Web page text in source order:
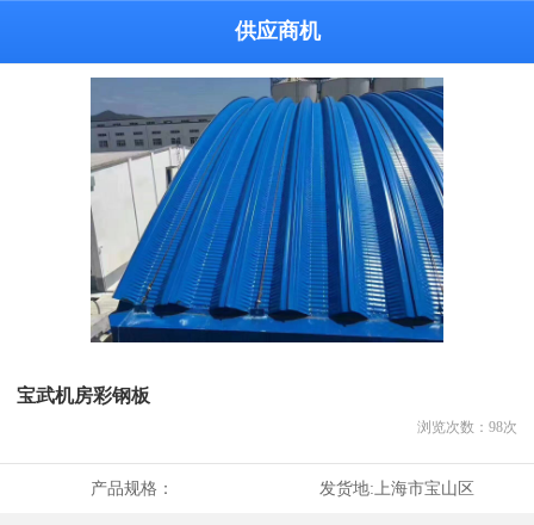
供应商机
宝武机房彩钢板
浏览次数： 98次
产品规格： 发货地:上海市宝山区